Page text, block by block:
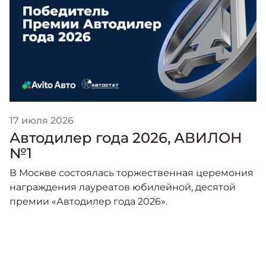
17 июля 2026
Автодилер года 2026, АВИЛОН
№1
В Москве состоялась торжественная церемония
награждения лауреатов юбилейной, десятой
премии «Автодилер года 2026».